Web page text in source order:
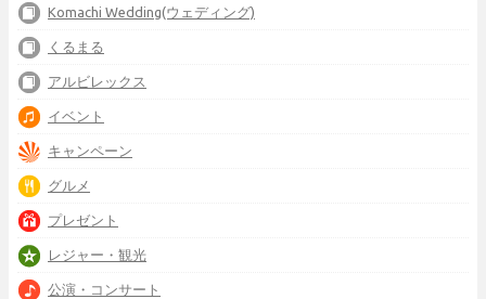
Komachi Wedding(ウェディング)
くるまる
アルビレックス
イベント
キャンペーン
グルメ
プレゼント
レジャー・観光
公演・コンサート